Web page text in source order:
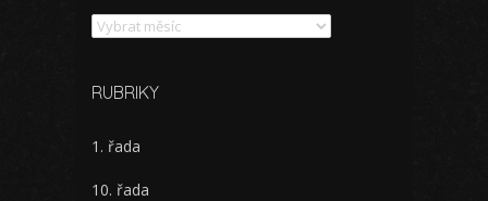
Archivy
RUBRIKY
1. řada
10. řada